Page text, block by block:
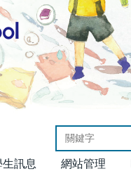
訊息 網站管理